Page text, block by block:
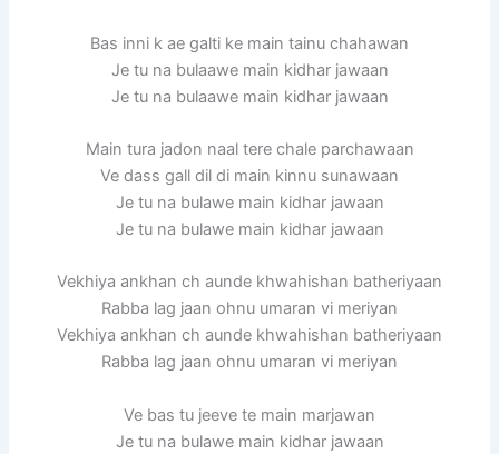
Bas inni k ae galti ke main tainu chahawan
Je tu na bulaawe main kidhar jawaan
Je tu na bulaawe main kidhar jawaan
Main tura jadon naal tere chale parchawaan
Ve dass gall dil di main kinnu sunawaan
Je tu na bulawe main kidhar jawaan
Je tu na bulawe main kidhar jawaan
Vekhiya ankhan ch aunde khwahishan batheriyaan
Rabba lag jaan ohnu umaran vi meriyan
Vekhiya ankhan ch aunde khwahishan batheriyaan
Rabba lag jaan ohnu umaran vi meriyan
Ve bas tu jeeve te main marjawan
Je tu na bulawe main kidhar jawaan